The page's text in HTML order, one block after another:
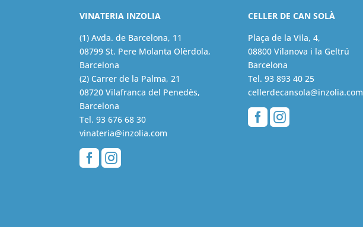
VINATERIA INZOLIA
(1) Avda. de Barcelona, 11
08799 St. Pere Molanta Olèrdola,
Barcelona
(2) Carrer de la Palma, 21
08720 Vilafranca del Penedès,
Barcelona
Tel.93 676 68 30
vinateria@inzolia.com

CELLER DE CAN SOLÀ
Plaça de la Vila, 4,
08800 Vilanova i la Geltrú
Barcelona
Tel. 93 893 40 25
cellerdecansola@inzolia.com
